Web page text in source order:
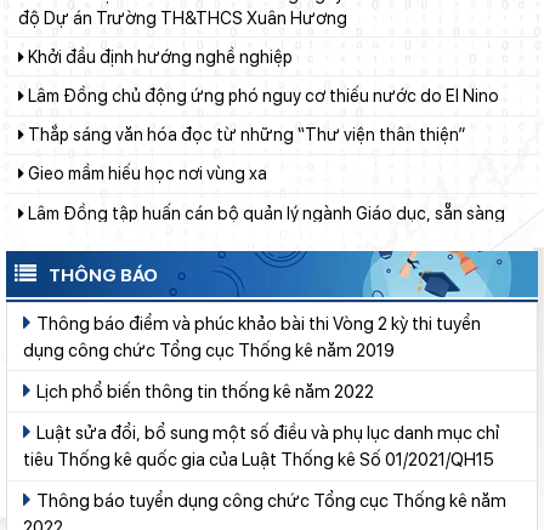
Khởi đầu định hướng nghề nghiệp
Lâm Đồng chủ động ứng phó nguy cơ thiếu nước do El Nino
Thắp sáng văn hóa đọc từ những “Thư viện thân thiện”
Gieo mầm hiếu học nơi vùng xa
cho năm học 2026 - 2027
giáo viên
Khát khao thay đổi cuộc sống bằng con đường học tập
Thí điểm giáo dục AI góp phần đổi mới quản trị, nâng cao hiệu
Bước phát triển mới của giáo dục nghề nghiệp
vì lợi ích quốc gia, dân tộc”
Lâm Đồng xây dựng chính sách thống nhất mức chi theo dõi,
THÔNG BÁO
dụng công chức Tổng cục Thống kê năm 2019
Lịch phổ biến thông tin thống kê năm 2022
tiêu Thống kê quốc gia của Luật Thống kê Số 01/2021/QH15